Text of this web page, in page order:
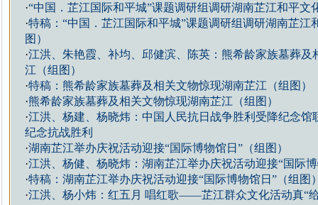
·“中国．芷江国际和平城”课题调研组调研湖南芷江和平文
·特稿：“中国．芷江国际和平城”课题调研组调研湖南芷江
图）
·江洪、朱艳霞、补均、邱健滨、陈英：熊希龄家族墓葬及
江（组图）
·特稿：熊希龄家族墓葬及相关文物惊现湖南芷江（组图）
·熊希龄家族墓葬及相关文物惊现湖南芷江（组图）
·江洪、杨建、杨晓炜：中国人民抗日战争胜利受降纪念馆
纪念抗战胜利
·湖南芷江举办庆祝活动迎接“国际博物馆日”（组图）
·江洪、杨健、杨晓炜：湖南芷江举办庆祝活动迎接“国际
·特稿：湖南芷江举办庆祝活动迎接“国际博物馆日”（组图
·江洪、杨小炜：红五月 唱红歌——芷江群众文化活动真“